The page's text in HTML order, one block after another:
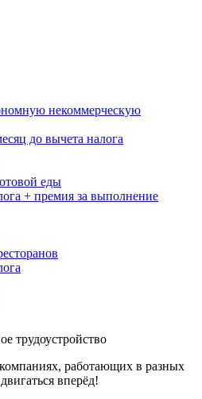
некоммерческую
до вычета налога
еды
+ премия за выполнение
трудоустройство
работающих в разных
вперёд!